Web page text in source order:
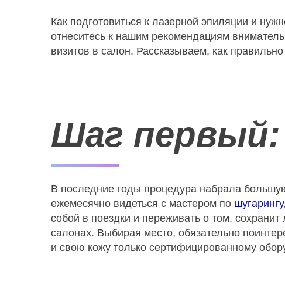
Как подготовиться к лазерной эпиляции и
отнеситесь к нашим рекомендациям
визитов в салон. Рассказываем, как
Шаг первый:
В последние годы процедура набрала
ежемесячно видеться с мастером по шугарингу
собой в поездки и переживать о том,
салонах. Выбирая место, обязательно
и свою кожу только сертифицированному